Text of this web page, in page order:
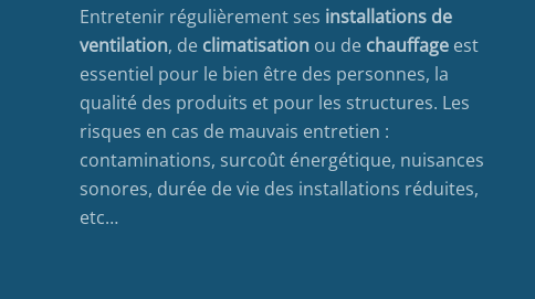
Entretenir régulièrement ses installations de
ventilation, de climatisation ou de chauffage est
essentiel pour le bien être des personnes, la
qualité des produits et pour les structures. Les
risques en cas de mauvais entretien :
contaminations, surcoût énergétique, nuisances
sonores, durée de vie des installations réduites,
etc…